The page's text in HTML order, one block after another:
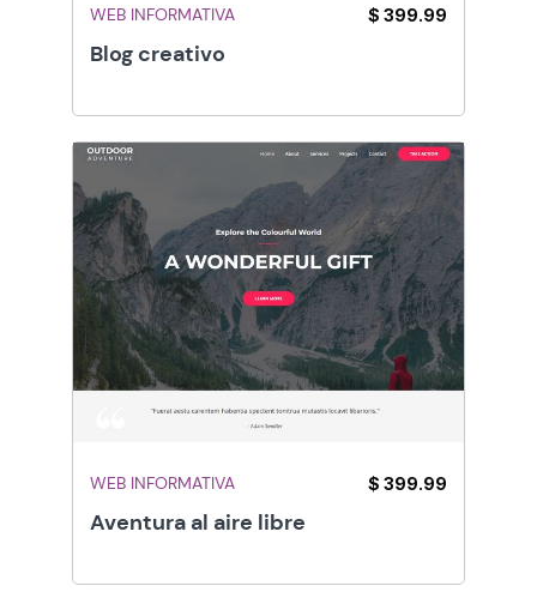
WEB INFORMATIVA $ 399.99
Blog creativo
WEB INFORMATIVA $ 399.99
Aventura al aire libre